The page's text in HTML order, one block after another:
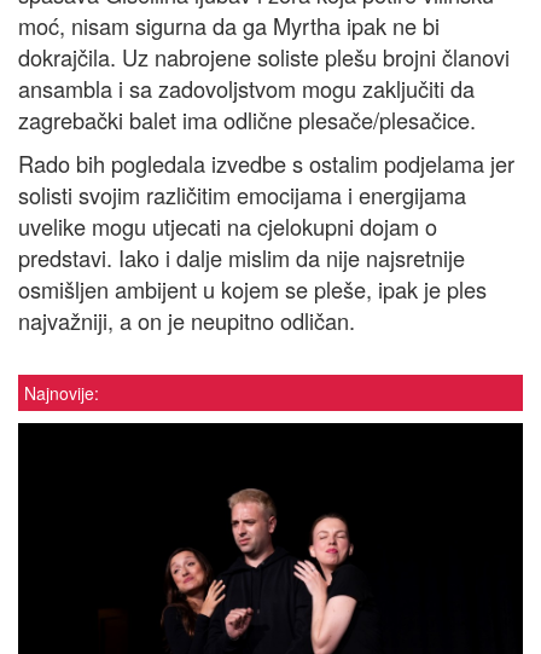
moć, nisam sigurna da ga Myrtha ipak ne bi
dokrajčila. Uz nabrojene soliste plešu brojni članovi
ansambla i sa zadovoljstvom mogu zaključiti da
zagrebački balet ima odlične plesače/plesačice.
Rado bih pogledala izvedbe s ostalim podjelama jer
solisti svojim različitim emocijama i energijama
uvelike mogu utjecati na cjelokupni dojam o
predstavi. Iako i dalje mislim da nije najsretnije
osmišljen ambijent u kojem se pleše, ipak je ples
najvažniji, a on je neupitno odličan.
Najnovije: